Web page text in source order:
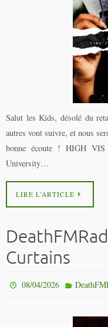
Salut les Kids, désolé du
autres vont suivre, et nous
bonne écoute ! HIGH
University…
LIRE L’ARTICLE
Curtains
08/04/2026